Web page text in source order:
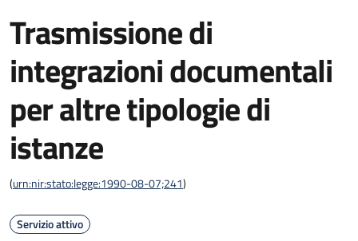
Trasmissione di
integrazioni documentali
per altre tipologie di
istanze
(urn:nir:stato:legge:1990-08-07;241)
Servizio attivo